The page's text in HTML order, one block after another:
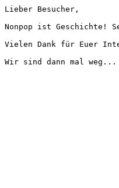
Lieber Besucher,
Nonpop ist Geschichte!
Vielen Dank für Euer
Wir sind dann mal weg...